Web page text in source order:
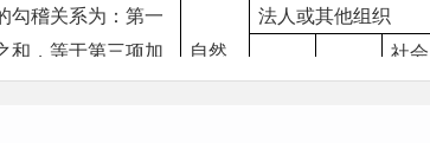
勾稽关系为：第一
和，等于第三项加
自然
人
法人或其他组织
社会
公益